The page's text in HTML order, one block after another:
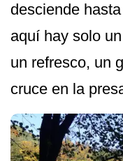
desciende
aquí hay solo
un refresco, un
cruce en la